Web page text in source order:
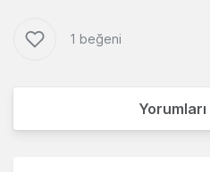
1 beğeni